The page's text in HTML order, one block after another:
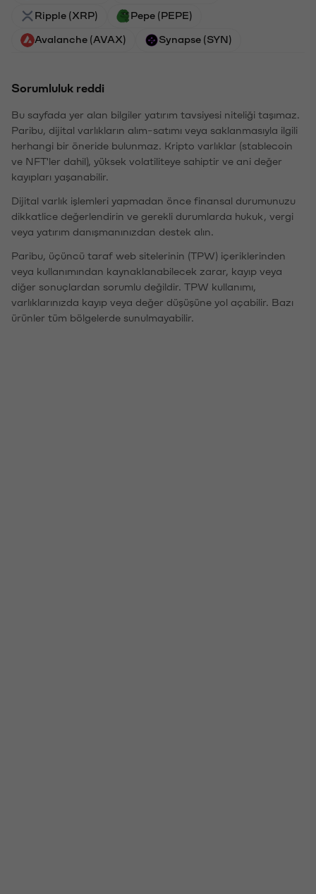
Ripple (XRP) Pepe (PEPE)
Avalanche (AVAX) Synapse (SYN)
Sorumluluk reddi
Bu sayfada yer alan bilgiler yatırım tavsiyesi niteliği taşımaz.
Paribu, dijital varlıkların alım-satımı veya saklanmasıyla ilgili
herhangi bir öneride bulunmaz. Kripto varlıklar (stablecoin
ve NFT'ler dahil), yüksek volatiliteye sahiptir ve ani değer
kayıpları yaşanabilir.
Dijital varlık işlemleri yapmadan önce finansal durumunuzu
dikkatlice değerlendirin ve gerekli durumlarda hukuk, vergi
veya yatırım danışmanınızdan destek alın.
Paribu, üçüncü taraf web sitelerinin (TPW) içeriklerinden
veya kullanımından kaynaklanabilecek zarar, kayıp veya
diğer sonuçlardan sorumlu değildir. TPW kullanımı,
varlıklarınızda kayıp veya değer düşüşüne yol açabilir. Bazı
ürünler tüm bölgelerde sunulmayabilir.